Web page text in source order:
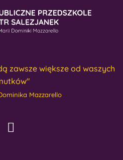
zawsze większe od waszych
Mazzarello